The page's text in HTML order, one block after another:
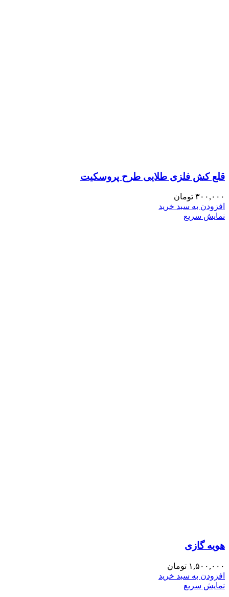
قلع کش فلزی طلایی طرح پروسکیت
۳۰۰,۰۰۰ تومان
افزودن به سبد خرید
نمایش سریع
هویه گازی
۱,۵۰۰,۰۰۰ تومان
افزودن به سبد خرید
نمایش سریع